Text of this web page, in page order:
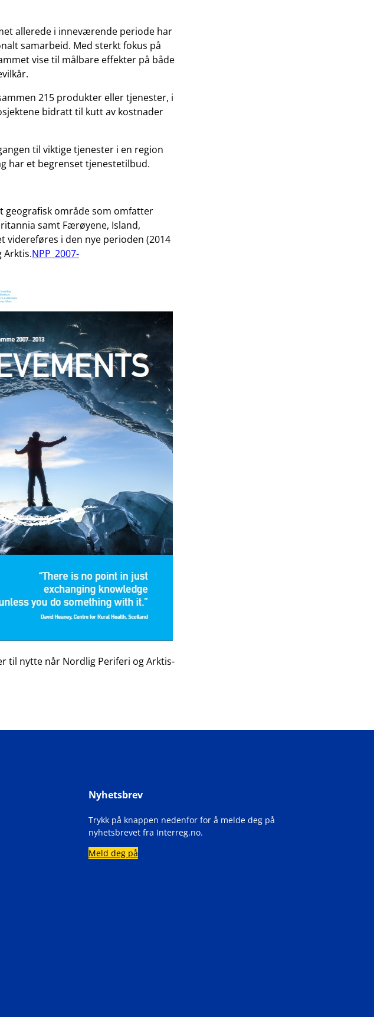
allerede i inneværende periode har
samarbeid. Med sterkt fokus på
vise til målbare effekter på både
215 produkter eller tjenester, i
bidratt til kutt av kostnader
til viktige tjenester i en region
har et begrenset tjenestetilbud.
geografisk område som omfatter
samt Færøyene, Island,
videreføres i den nye perioden (2014
Arktis.NPP_2007-
til nytte når Nordlig Periferi og Arktis-
Nyhetsbrev
Trykk på knappen nedenfor for å melde deg på
nyhetsbrevet fra Interreg.no.
Meld deg på